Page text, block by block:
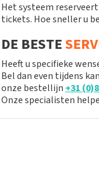
Het systeem
tickets. Hoe sneller u
DE BESTE
Heeft u specifieke
Bel dan even tijdens
onze bestellijn +31
Onze specialisten